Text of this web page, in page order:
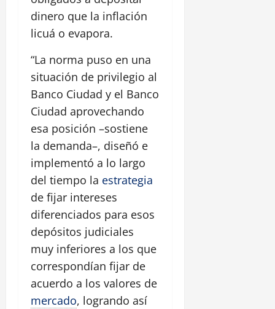
dinero que la inflación
licuá o evapora.
“La norma puso en una
situación de privilegio al
Banco Ciudad y el Banco
Ciudad aprovechando
esa posición –sostiene
la demanda–, diseñó e
implementó a lo largo
del tiempo la estrategia
de fijar intereses
diferenciados para esos
depósitos judiciales
muy inferiores a los que
correspondían fijar de
acuerdo a los valores de
mercado, logrando así